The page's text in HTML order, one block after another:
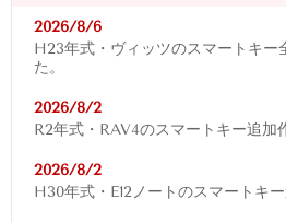
2026/8/6
H23年式・ヴィッツのスマートキー
た。
2026/8/2
R2年式・RAV4のスマートキー追加
2026/8/2
H30年式・E12ノートのスマートキ